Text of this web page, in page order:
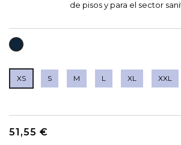
de pisos y para el sector
MARINO
XS S M L XL XXL
51,55 €